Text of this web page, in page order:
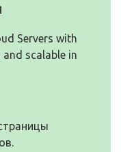
Servers with
scalable in